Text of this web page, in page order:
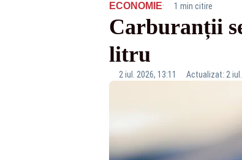
ECONOMIE· 1 min citire
Carburanții
litru
2 iul. 2026, 13:11 Actualizat: 2 iul.